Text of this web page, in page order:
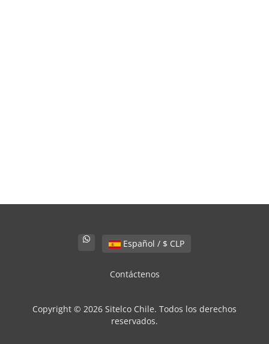
Español / $ CLP
Contáctenos
Copyright © 2026 Sitelco Chile. Todos los derechos
reservados.